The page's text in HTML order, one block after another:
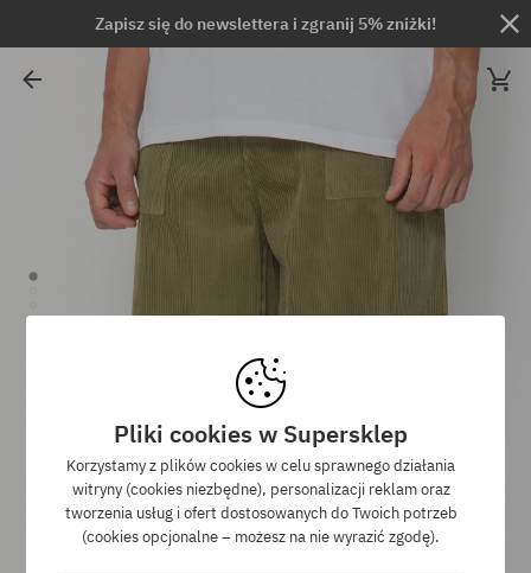
Zapisz się do newslettera i zgranij 5% zniżki!
Pliki cookies w Supersklep
Korzystamy z plików cookies w celu sprawnego działania
witryny (cookies niezbędne), personalizacji reklam oraz
tworzenia usług i ofert dostosowanych do Twoich potrzeb
(cookies opcjonalne – możesz na nie wyrazić zgodę).